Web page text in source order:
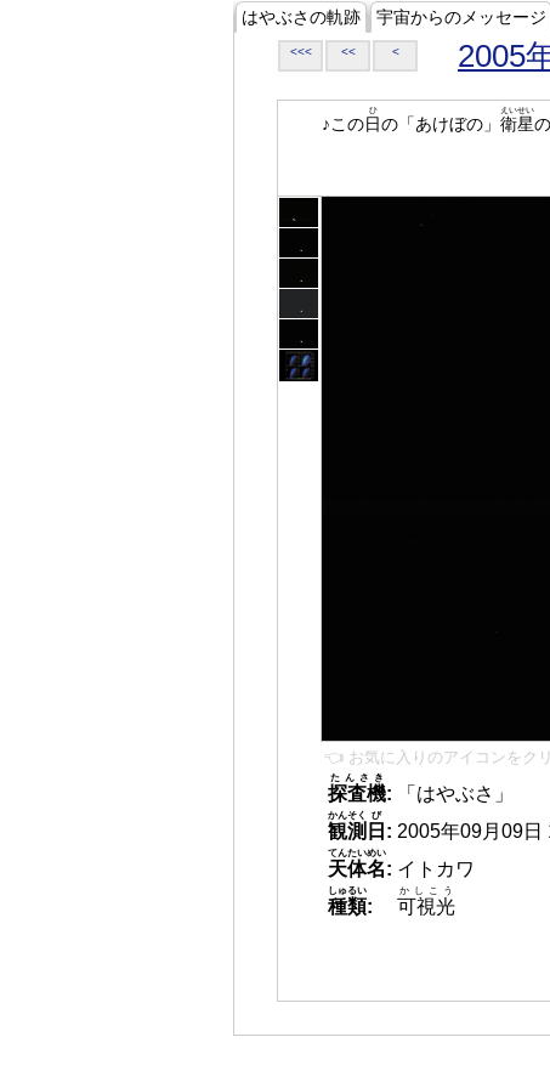
はやぶさの軌跡 宇宙からのメッセージ
<<< << < 2005
♪この日
ひ
の「あけぼの」 衛星
えいせい
👈 お気に入りのアイコンをク
探査機
たんさき
:
「はやぶさ」
観測
かんそく
日
び
: 2005年09月09日
天体名
てんたいめい
: イトカワ
種類
しゅるい
: 可視光
かしこう